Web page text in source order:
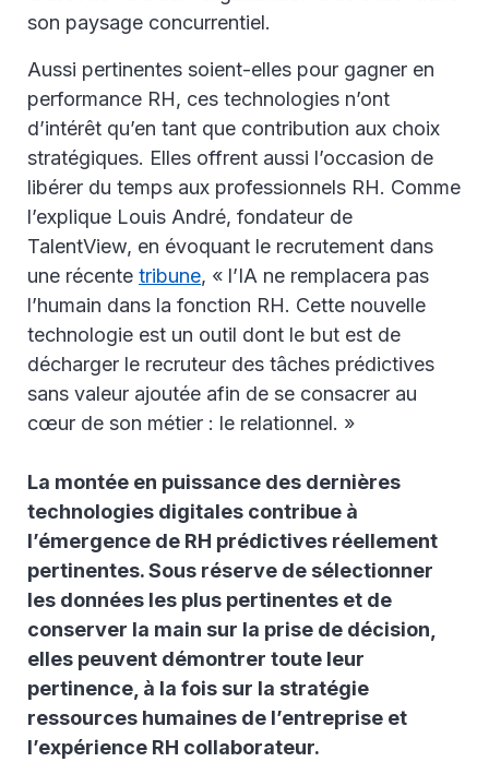
son paysage concurrentiel.
Aussi pertinentes soient-elles pour gagner en
performance RH, ces technologies n’ont
d’intérêt qu’en tant que contribution aux choix
stratégiques. Elles offrent aussi l’occasion de
libérer du temps aux professionnels RH. Comme
l’explique Louis André, fondateur de
TalentView, en évoquant le recrutement dans
une récente tribune, « l’IA ne remplacera pas
l’humain dans la fonction RH. Cette nouvelle
technologie est un outil dont le but est de
décharger le recruteur des tâches prédictives
sans valeur ajoutée afin de se consacrer au
cœur de son métier : le relationnel. »
La montée en puissance des dernières
technologies digitales contribue à
l’émergence de RH prédictives réellement
pertinentes. Sous réserve de sélectionner
les données les plus pertinentes et de
conserver la main sur la prise de décision,
elles peuvent démontrer toute leur
pertinence, à la fois sur la stratégie
ressources humaines de l’entreprise et
l’expérience RH collaborateur.